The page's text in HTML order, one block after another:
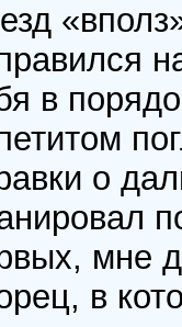
в
о
мне
в